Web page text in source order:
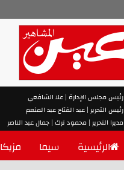
رئيس مجلس الإدارة | علا الشافعي
رئيس التحرير | عبد الفتاح عبد المنعم
مديرا التحرير | محمود ترك | جمال عبد الناصر
الرئيسية سيما مزيكا